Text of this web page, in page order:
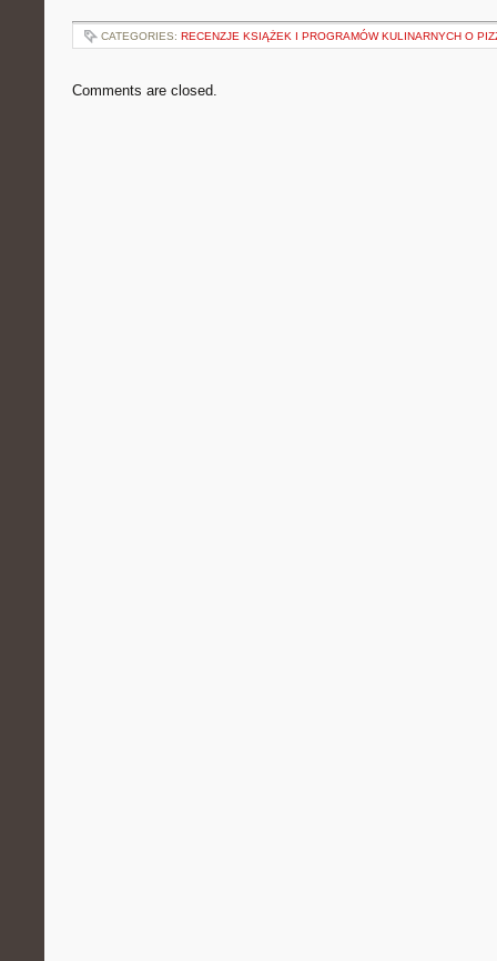
CATEGORIES: RECENZJE KSIĄŻEK I PROGRAMÓW KULINARNYCH O
Comments are closed.